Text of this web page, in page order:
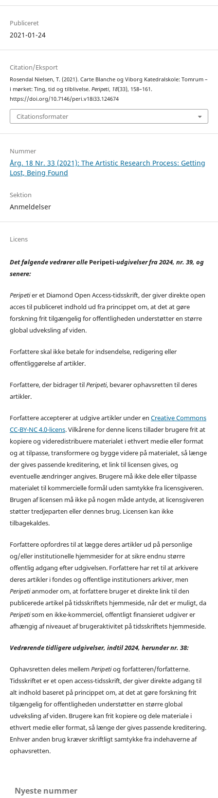
Publiceret
2021-01-24
Citation/Eksport
Rosendal Nielsen, T. (2021). Carte Blanche og Viborg Katedralskole: Tomrum –
i mørket: Ting, tid og tilblivelse. Peripeti, 18(33), 158–161.
https://doi.org/10.7146/peri.v18i33.124674
Citationsformater
Nummer
Årg. 18 Nr. 33 (2021): The Artistic Research Process: Getting
Lost, Being Found
Sektion
Anmeldelser
Licens
Det følgende vedrører alle Peripeti-udgivelser fra 2024, nr. 39, og
senere:
Peripetier et Diamond Open Access-tidsskrift, der giver direkte open
acces til publiceret indhold ud fra princippet om, at det at gøre
forskning frit tilgængelig for offentligheden understøtter en større
global udveksling af viden.
Forfattere skal ikke betale for indsendelse, redigering eller
offentliggørelse af artikler.
Forfattere, der bidrager tilPeripeti, bevarer ophavsretten til deres
artikler.
Forfattere accepterer at udgive artikler under en Creative Commons
CC-BY-NC 4.0-licens. Vilkårene for denne licens tillader brugere frit at
kopiere og videredistribuere materialet i ethvert medie eller format
og at tilpasse, transformere og bygge videre på materialet, så længe
der gives passende kreditering, et link til licensen gives, og
eventuelle ændringer angives. Brugere må ikke dele eller tilpasse
materialet til kommercielle formål uden samtykke fra licensgiveren.
Brugen af licensen må ikke på nogen måde antyde, at licensgiveren
støtter tredjeparten eller dennes brug. Licensen kan ikke
tilbagekaldes.
Forfattere opfordres til at lægge deres artikler ud på personlige
og/eller institutionelle hjemmesider for at sikre endnu større
offentlig adgang efter udgivelsen. Forfattere har ret til at arkivere
deres artikler i fondes og offentlige institutioners arkiver, men
Peripetianmoder om, at forfattere bruger et direkte link til den
publicerede artikel på tidsskriftets hjemmeside, når det er muligt, da
Peripetisom en ikke-kommerciel, offentligt finansieret udgiver er
afhængig af niveauet af brugeraktivitet på tidsskriftets hjemmeside.
Vedrørende tidligere udgivelser, indtil 2024, herunder nr. 38:
Ophavsretten deles mellemPeripetiog forfatteren/forfatterne.
Tidsskriftet er et open access-tidsskrift, der giver direkte adgang til
alt indhold baseret på princippet om, at det at gøre forskning frit
tilgængelig for offentligheden understøtter en større global
udveksling af viden. Brugere kan frit kopiere og dele materiale i
ethvert medie eller format, så længe der gives passende kreditering.
Enhver anden brug kræver skriftligt samtykke fra indehaverne af
ophavsretten.
Nyeste nummer